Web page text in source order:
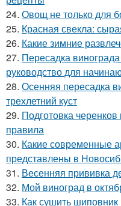
24. Овощ не только для
25. Красная свекла:
26. Какие зимние
27. Пересадка
руководство для
28. Осенняя пересадка
трехлетний куст
29. Подготовка
правила
30. Какие современные
представлены в
31. Весенняя прививка
32. Мой виноград в
33. Как сушить